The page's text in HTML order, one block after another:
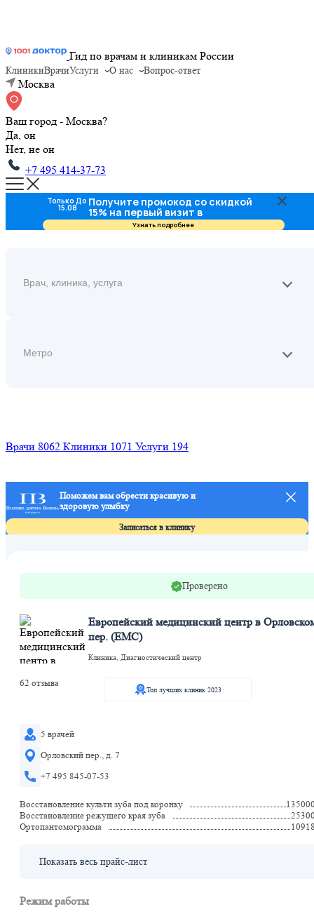
Гид по врачам и клиникам России
КлиникиВрачиУслуги О нас Вопрос-ответ
Москва
Ваш город - Москва?
Да, он
Нет, не он
+7 495 414-37-73
Врачи 8062 Клиники 1071 Услуги 194
Поможем вам обрести красивую и
здоровую улыбку
Записаться в клинику
Проверено
Европейский медицинский центр в
пер. (ЕМС)
Клиника, Диагностический центр
62 отзыва
Топ лучших клиник 2023
5 врачей
Орловский пер., д. 7
+7 495 845-07-53
Восстановление культи зуба под коронку
Восстановление режущего края зуба
Ортопантомограмма
Показать весь прайс-лист
Режим работы
Только До
15.08 Получите промокод со скидкой
15% на первый визит в
стоматологию
Узнать подробнее